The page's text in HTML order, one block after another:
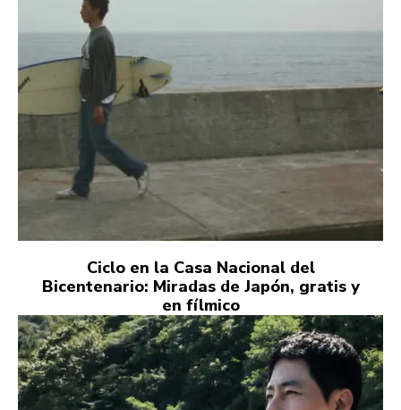
Ciclo en la Casa Nacional del
Bicentenario: Miradas de Japón, gratis y
en fílmico